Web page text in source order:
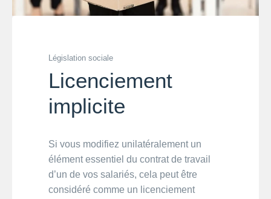
Législation sociale
Licenciement
implicite
Si vous modifiez unilatéralement un
élément essentiel du contrat de travail
d’un de vos salariés, cela peut être
considéré comme un licenciement